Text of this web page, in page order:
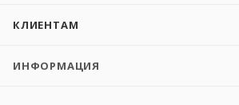
КЛИЕНТАМ
ИНФОРМАЦИЯ